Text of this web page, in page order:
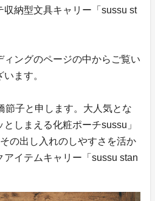
納型文具キャリー「sussu st
ングのページの中からご覧い
ます。
節子と申します。大人気とな
しまえる化粧ポーチsussu」
の出し入れのしやすさを活か
アイテムキャリー「sussu stan